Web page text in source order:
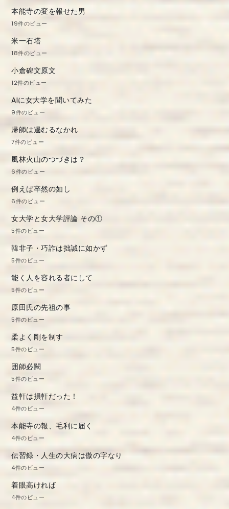
本能寺の変を報せた男
19件のビュー
米一石塔
18件のビュー
小倉碑文原文
12件のビュー
AIに女大学を聞いてみた
9件のビュー
帰師は遏むるなかれ
7件のビュー
風林火山のつづきは？
6件のビュー
例えば卒然の如し
6件のビュー
女大学と女大学評論 その①
5件のビュー
韓非子・巧詐は拙誠に如かず
5件のビュー
能く人を容れる者にして
5件のビュー
原田氏の先祖の事
5件のビュー
柔よく剛を制す
5件のビュー
囲師必闕
5件のビュー
益軒は損軒だった！
4件のビュー
本能寺の報、毛利に届く
4件のビュー
伝習録・人生の大病は傲の字なり
4件のビュー
着眼高ければ
4件のビュー